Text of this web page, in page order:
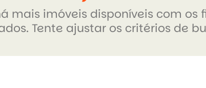
mais imóveis disponíveis com os
Tente ajustar os critérios de